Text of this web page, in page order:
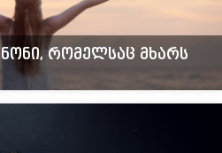
რომელსაც მხარს